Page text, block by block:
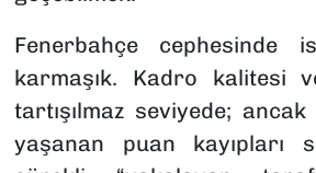
Fenerbahçe cephesinde
karmaşık. Kadro kalitesi
tartışılmaz seviyede;
yaşanan puan kayıpları